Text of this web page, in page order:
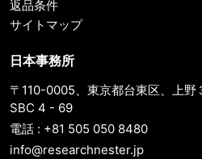
返品条件
サイトマップ
日本事務所
〒110-0005、東京都台東区、上野
SBC 4 - 69
電話 : +81 505 050 8480
info@researchnester.jp